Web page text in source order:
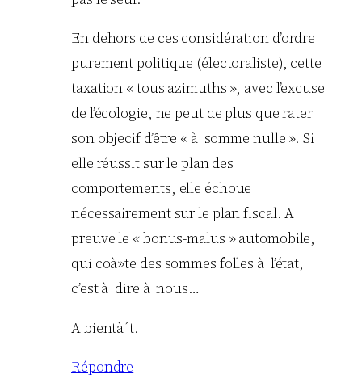
En dehors de ces considération d’ordre
purement politique (électoraliste), cette
taxation « tous azimuths », avec l’excuse
de l’écologie, ne peut de plus que rater
son objecif d’être « à somme nulle ». Si
elle réussit sur le plan des
comportements, elle échoue
nécessairement sur le plan fiscal. A
preuve le « bonus-malus » automobile,
qui coà»te des sommes folles à l’état,
c’est à dire à nous…
A bientà´t.
Répondre